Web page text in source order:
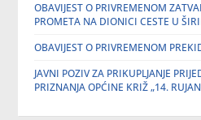
OBAVIJEST O PRIVREMENOM
PROMETA NA DIONICI CESTE U
OBAVIJEST O PRIVREMENOM
JAVNI POZIV ZA PRIKUPLJANJE
PRIZNANJA OPĆINE KRIŽ „14.